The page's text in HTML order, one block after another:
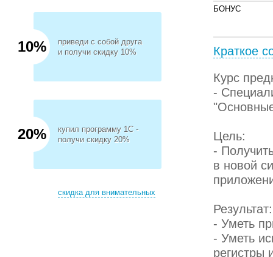
приведи с собой друга
и получи скидку 10%
10%
купил программу 1С -
получи скидку 20%
20%
скидка для внимательных
БОНУС
Краткое
Курс
-
Цель:
-
в новой
Результат:
- Уметь
- Уметь
регистры